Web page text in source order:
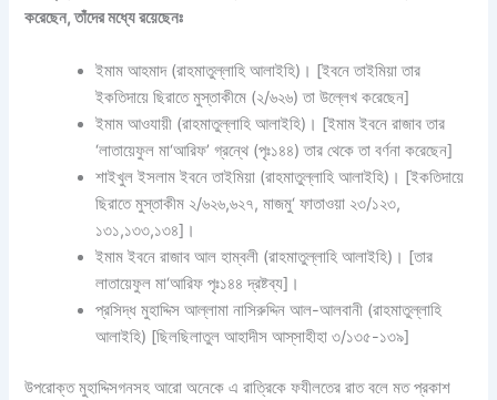
করেছেন, তাঁদের মধ্যে রয়েছেনঃ
ইমাম আহমাদ (রাহমাতুল্লাহি আলাইহি)। [ইবনে তাইমিয়া তার
ইকতিদায়ে ছিরাতে মুস্তাকীমে (২/৬২৬) তা উল্লেখ করেছেন]
ইমাম আওযায়ী (রাহমাতুল্লাহি আলাইহি)। [ইমাম ইবনে রাজাব তার
‘লাতায়েফুল মা‘আরিফ’ গ্রন্থে (পৃঃ১৪৪) তার থেকে তা বর্ণনা করেছেন]
শাইখুল ইসলাম ইবনে তাইমিয়া (রাহমাতুল্লাহি আলাইহি)। [ইকতিদায়ে
ছিরাতে মুস্তাকীম ২/৬২৬,৬২৭, মাজমু‘ ফাতাওয়া ২৩/১২৩,
১৩১,১৩৩,১৩৪]।
ইমাম ইবনে রাজাব আল হাম্বলী (রাহমাতুল্লাহি আলাইহি)। [তার
লাতায়েফুল মা‘আরিফ পৃঃ১৪৪ দ্রষ্টব্য]।
প্রসিদ্ধ মুহাদ্দিস আল্লামা নাসিরুদ্দিন আল-আলবানী (রাহমাতুল্লাহি
আলাইহি) [ছিলছিলাতুল আহাদীস আস্‌সাহীহা ৩/১৩৫-১৩৯]
উপরোক্ত মুহাদ্দিসগনসহ আরো অনেকে এ রাত্রিকে ফযীলতের রাত বলে মত প্রকাশ